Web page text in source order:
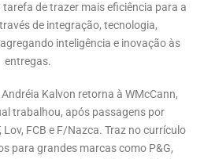
de trazer mais eficiência para a
de integração, tecnologia,
inteligência e inovação às
entregas.
Kalvon retorna à WMcCann,
trabalhou, após passagens por
Lov, FCB e F/Nazca. Traz no currículo
para grandes marcas como P&G,